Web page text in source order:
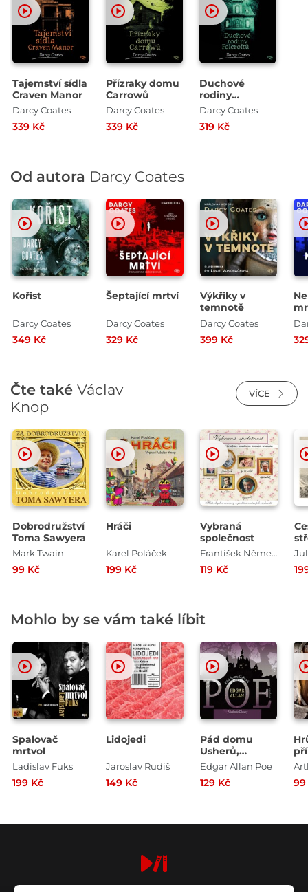
Tajemství sídla
Craven Manor
Darcy Coates
339 Kč
Přízraky domu
Carrowů
Darcy Coates
339 Kč
Duchové
rodiny
Folcroftů
Darcy Coates
319 Kč
Od autora Darcy Coates
Kořist
Darcy Coates
349 Kč
Šeptající mrtví
Darcy Coates
329 Kč
Výkřiky v
temnotě
Darcy Coates
399 Kč
Čte také Václav
Knop
VÍCE
Dobrodružství
Toma Sawyera
Mark Twain
99 Kč
Hráči
Karel Poláček
199 Kč
Vybraná
společnost
František Němec , Vladimír Komárek , Václav Knop , Jiří Štěpnička , Josef Vinklář , Boris Rösner
119 Kč
Mohlo by se vám také líbit
Spalovač
mrtvol
Ladislav Fuks
199 Kč
Lidojedi
Jaroslav Rudiš
149 Kč
Pád domu
Usherů,
Berenice
Edgar Allan Poe
129 Kč
99